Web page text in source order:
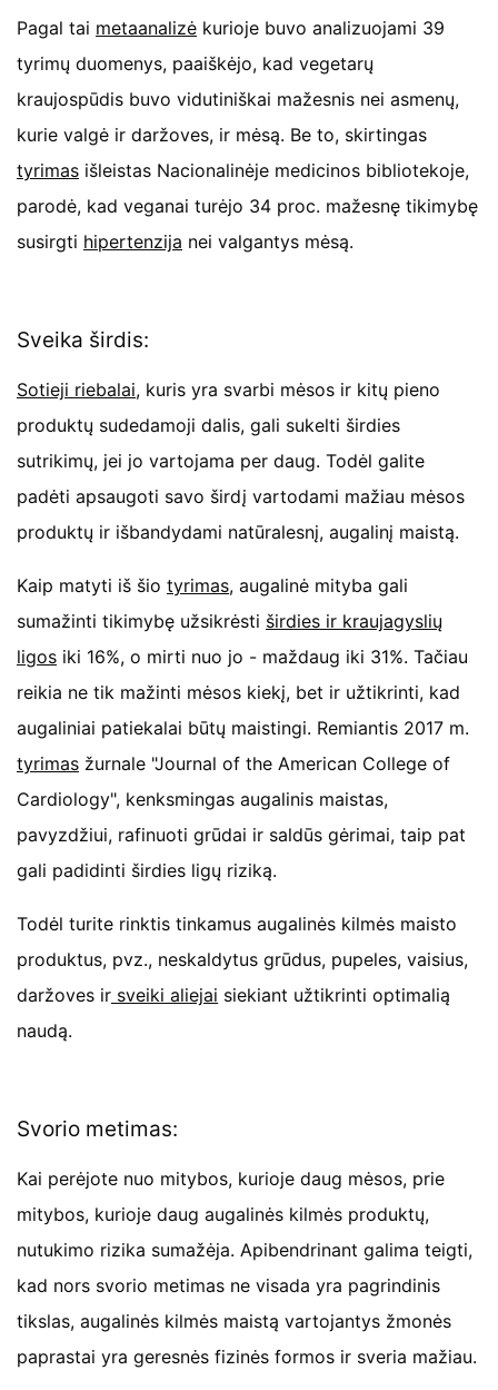
Pagal tai metaanalizė kurioje buvo analizuojami 39
tyrimų duomenys, paaiškėjo, kad vegetarų
kraujospūdis buvo vidutiniškai mažesnis nei asmenų,
kurie valgė ir daržoves, ir mėsą. Be to, skirtingas
tyrimas išleistas Nacionalinėje medicinos bibliotekoje,
parodė, kad veganai turėjo 34 proc. mažesnę tikimybę
susirgti hipertenzija nei valgantys mėsą.
Sveika širdis:
Sotieji riebalai, kuris yra svarbi mėsos ir kitų pieno
produktų sudedamoji dalis, gali sukelti širdies
sutrikimų, jei jo vartojama per daug. Todėl galite
padėti apsaugoti savo širdį vartodami mažiau mėsos
produktų ir išbandydami natūralesnį, augalinį maistą.
Kaip matyti iš šiotyrimas, augalinė mityba gali
sumažinti tikimybę užsikrėsti širdies ir kraujagyslių
ligos iki 16%, o mirti nuo jo - maždaug iki 31%. Tačiau
reikia ne tik mažinti mėsos kiekį, bet ir užtikrinti, kad
augaliniai patiekalai būtų maistingi. Remiantis 2017 m.
tyrimas žurnale "Journal of the American College of
Cardiology", kenksmingas augalinis maistas,
pavyzdžiui, rafinuoti grūdai ir saldūs gėrimai, taip pat
gali padidinti širdies ligų riziką.
Todėl turite rinktis tinkamus augalinės kilmės maisto
produktus, pvz., neskaldytus grūdus, pupeles, vaisius,
daržoves ir sveiki aliejai siekiant užtikrinti optimalią
naudą.
Svorio metimas:
Kai perėjote nuo mitybos, kurioje daug mėsos, prie
mitybos, kurioje daug augalinės kilmės produktų,
nutukimo rizika sumažėja. Apibendrinant galima teigti,
kad nors svorio metimas ne visada yra pagrindinis
tikslas, augalinės kilmės maistą vartojantys žmonės
paprastai yra geresnės fizinės formos ir sveria mažiau.